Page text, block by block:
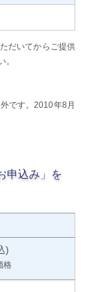
だいてからご提供
。
です。2010年8月
申込み」を
)
格